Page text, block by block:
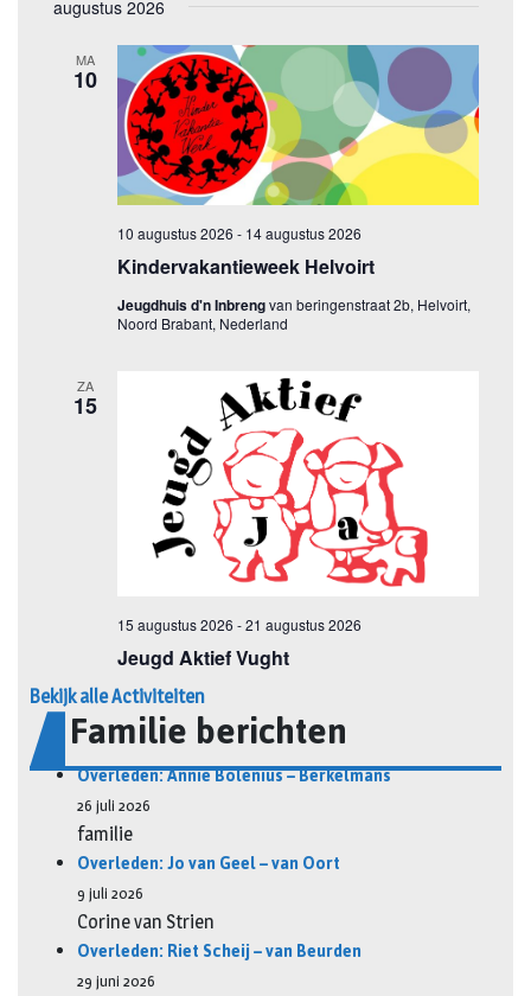
Bekijk alle Activiteiten
Familie berichten
Overleden: Annie Bolenius – Berkelmans
26 juli 2026
familie
Overleden: Jo van Geel – van Oort
9 juli 2026
Corine van Strien
Overleden: Riet Scheij – van Beurden
29 juni 2026